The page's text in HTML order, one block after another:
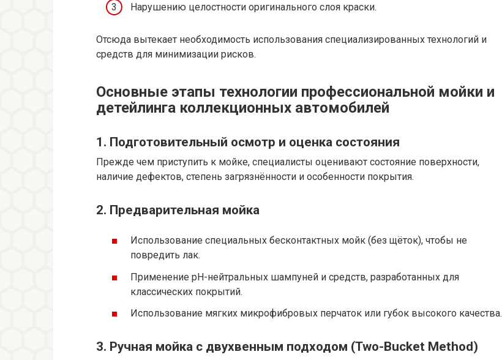
Нарушению целостности оригинального слоя краски.
Отсюда вытекает необходимость использования специализированных технологий и
средств для минимизации рисков.
Основные этапы технологии профессиональной мойки и
детейлинга коллекционных автомобилей
1. Подготовительный осмотр и оценка состояния
Прежде чем приступить к мойке, специалисты оценивают состояние поверхности,
наличие дефектов, степень загрязнённости и особенности покрытия.
2. Предварительная мойка
Использование специальных бесконтактных мойк (без щёток), чтобы не
повредить лак.
Применение pH-нейтральных шампуней и средств, разработанных для
классических покрытий.
Использование мягких микрофибровых перчаток или губок высокого качества.
3. Ручная мойка с двухвенным подходом (Two-Bucket Method)